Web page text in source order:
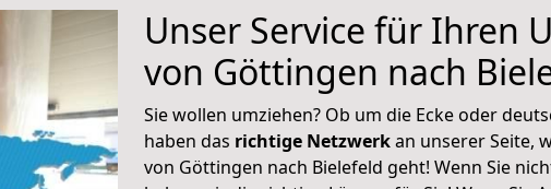
Unser Service für Ihren
von Göttingen nach
Sie wollen umziehen? Ob um die Ecke oder
haben das richtige Netzwerkan unserer Seite,
von Göttingen nach Bielefeld geht! Wenn Sie